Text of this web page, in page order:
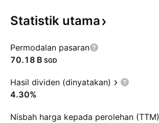
Statistik utama
Permodalan pasaran
‪70.18 B‬ SGD
Hasil dividen (dinyatakan)
4.30%
Nisbah harga kepada perolehan (TTM)